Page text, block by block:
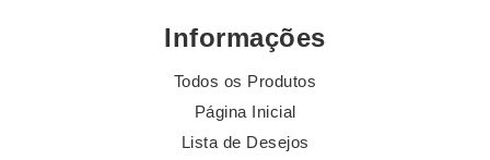
Informações
Todos os Produtos
Página Inicial
Lista de Desejos